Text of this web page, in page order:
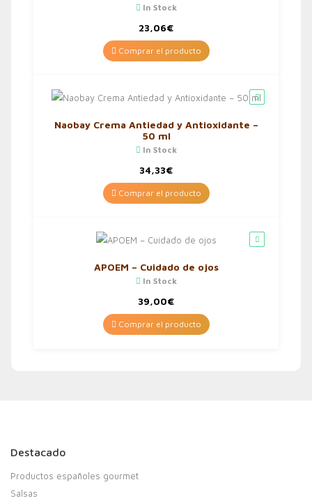
In Stock
23,06€
Comprar el producto
Naobay Crema Antiedad y Antioxidante –
50 ml
In Stock
34,33€
Comprar el producto
APOEM – Cuidado de ojos
In Stock
39,00€
Comprar el producto
Destacado
Productos españoles gourmet
Salsas